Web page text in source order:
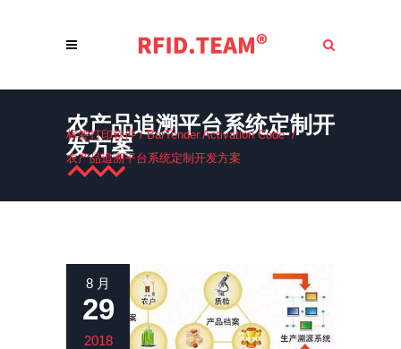
农产品追溯平台系统定制开
发方案
标签打印软件/BarTender Activation Code /
农产品追溯平台系统定制开发方案
8 月
29
2018